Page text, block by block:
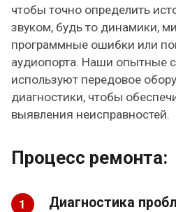
чтобы точно определить
звуком, будь то динамики,
программные ошибки или
аудиопорта. Наши опытные
используют передовое
диагностики, чтобы
выявления неисправностей.
Процесс ремонта:
Диагностика